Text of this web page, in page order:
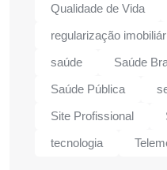
Qualidade de Vida
regularização
saúde
Saúde
Saúde Pública
Site Profissional
tecnologia